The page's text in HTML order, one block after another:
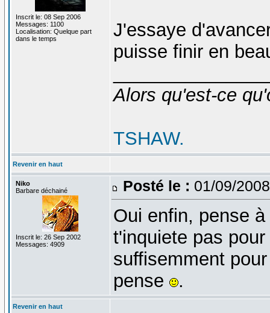
Inscrit le: 08 Sep 2006
Messages: 1100
Localisation: Quelque part
dans le temps
J'essaye
puisse finir en
Alors qu'est-ce
TSHAW.
Revenir en haut
Niko
Barbare déchainé
Inscrit le: 26 Sep 2002
Messages: 4909
Posté le : 01/09/
Oui enfin, pense
t'inquiete pas
suffisemment
pense
.
Revenir en haut